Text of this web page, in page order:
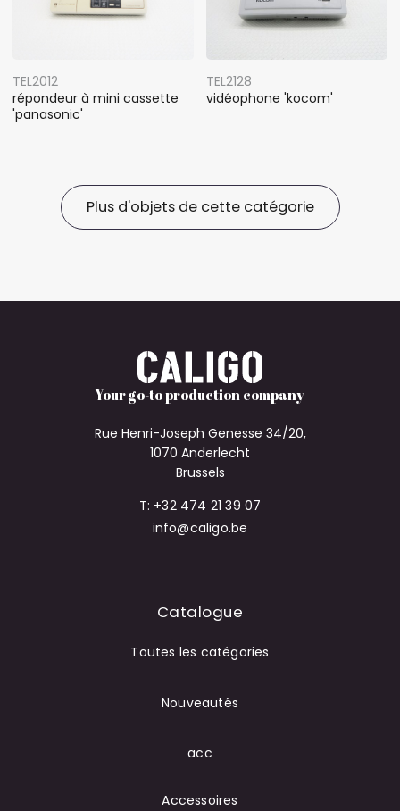
TEL2012
répondeur à mini cassette
'panasonic'
TEL2128
vidéophone 'kocom'
Plus d'objets de cette catégorie
Your go-to production company
Rue Henri-Joseph Genesse 34/20,
1070 Anderlecht
Brussels
T: +32 474 21 39 07
info@caligo.be
Catalogue
Toutes les catégories
Nouveautés
acc
Accessoires